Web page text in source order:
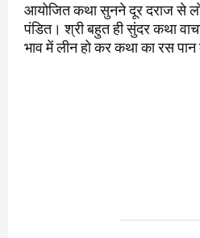
आयोजित कथा सुनने दूर दराज से
पंडित। श्री बहुत ही सुंदर कथा
भाव में लीन हो कर कथा का रस